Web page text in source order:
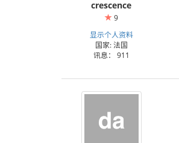
crescence
9
显示个人资料
国家: 法国
讯息： 911